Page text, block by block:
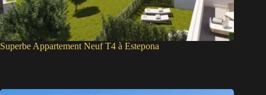
Superbe Appartement Neuf T4 à Estepona